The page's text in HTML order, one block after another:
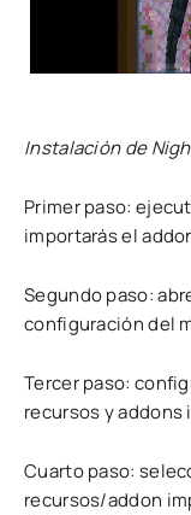
Instalación de
Primer paso:
importarás el
Segundo paso:
configuración del
Tercer paso:
recursos y addons
Cuarto paso:
recursos/addon